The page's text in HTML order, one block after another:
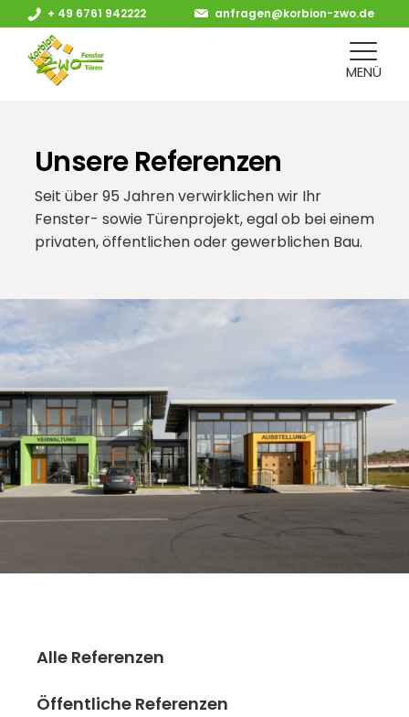
+ 49 6761 942222 anfragen@korbion-zwo.de
MENÜ
Unsere Referenzen
Seit über 95 Jahren verwirklichen wir Ihr
Fenster- sowie Türenprojekt, egal ob bei einem
privaten, öffentlichen oder gewerblichen Bau.
Alle Referenzen
Öffentliche Referenzen